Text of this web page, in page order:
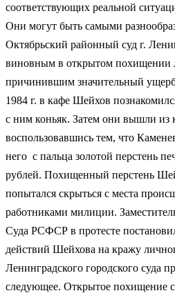
соответствующих реальной
Они могут быть самыми
Октябрьский районный суд г.
виновным в открытом похищении
причинившим значительный
1984 г. в кафе Шейхов
с ним коньяк. Затем они вышли из
воспользовавшись тем, что
него с пальца золотой перстень
рублей. Похищенный перстень
попытался скрыться с места
работниками милиции.
Суда РСФСР в протесте
действий Шейхова на кражу
Ленинградского городского суда
следующее. Открытое похищение